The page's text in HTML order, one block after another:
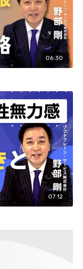
06:30
07:12